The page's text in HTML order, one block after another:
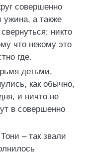
совершенно
ужина, а также
никто
что некому это
где.
детьми,
как обычно,
и ничто не
в совершенно
– так звали